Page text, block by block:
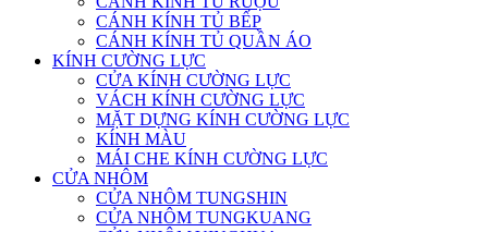
CÁNH KÍNH TỦ BẾP
CÁNH KÍNH TỦ QUẦN ÁO
KÍNH CƯỜNG LỰC
CỬA KÍNH CƯỜNG LỰC
VÁCH KÍNH CƯỜNG LỰC
MẶT DỰNG KÍNH CƯỜNG LỰC
KÍNH MÀU
MÁI CHE KÍNH CƯỜNG LỰC
CỬA NHÔM
CỬA NHÔM TUNGSHIN
CỬA NHÔM TUNGKUANG